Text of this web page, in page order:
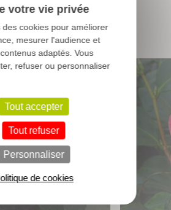
votre vie privée
des cookies pour améliorer
mesurer l'audience et
adaptés. Vous
refuser ou personnaliser
Tout accepter
Tout refuser
Personnaliser
de cookies